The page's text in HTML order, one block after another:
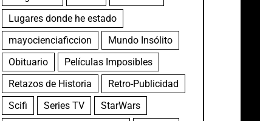
Lugares donde he estado
mayocienciaficcion
Mundo Insólito
Obituario
Películas Imposibles
Retazos de Historia
Retro-Publicidad
Scifi
Series TV
StarWars